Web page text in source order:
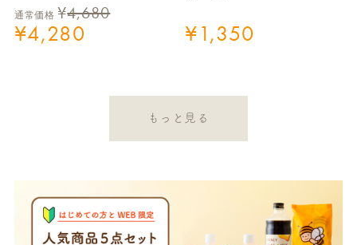
通常価格 ¥4,680
¥4,280 ¥1,350
もっと見る